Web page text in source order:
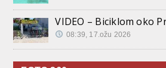
VIDEO – Biciklom oko
08:39, 17.ožu 2026